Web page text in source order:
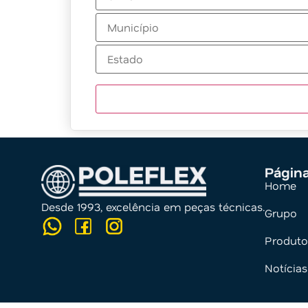
Desde 1993, excelência em peças técnicas.
Home
Grupo
Notícias